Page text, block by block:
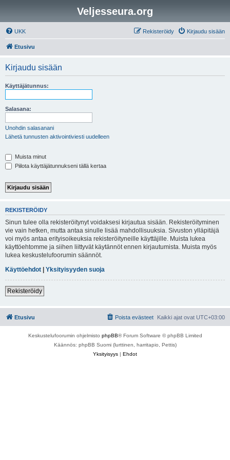
Veljesseura.org
UKK Kirjaudu sisään
Rekisteröidy
Etusivu
Kirjaudu sisään
Käyttäjätunnus:
Salasana:
Unohdin salasanani
Lähetä tunnusten aktivointiviesti uudelleen
Muista minut
Piilota käyttäjätunnukseni tällä kertaa
REKISTERÖIDY
Sinun tulee olla rekisteröitynyt voidaksesi kirjautua sisään. Rekisteröityminen
vie vain hetken, mutta antaa sinulle lisää mahdollisuuksia. Sivuston ylläpitäjä
voi myös antaa erityisoikeuksia rekisteröityneille käyttäjille. Muista lukea
käyttöehtomme ja siihen liittyvät käytännöt ennen kirjautumista. Muista myös
lukea keskustelufoorumin säännöt.
Käyttöehdot | Yksityisyyden suoja
Rekisteröidy
Etusivu Kaikki ajat ovat UTC+03:00
Poista evästeet
Keskustelufoorumin ohjelmisto phpBB® Forum Software © phpBB Limited
Käännös: phpBB Suomi (lurttinen, harritapio, Pettis)
Yksityisyys | Ehdot